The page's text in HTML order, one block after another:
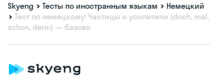
Skyeng Тесты по иностранным языкам
Немецкий
Тест по немецкому: Частицы и усилители (doch, mal,
schon, denn) — базово